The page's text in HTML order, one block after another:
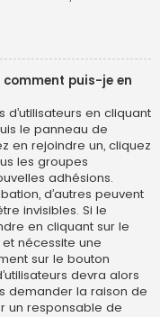
puis-je en
en cliquant
le panneau de
en rejoindre un, cliquez
les groupes
adhésions.
d’autres peuvent
invisibles. Si le
en cliquant sur le
nécessite une
sur le bouton
devra alors
demander la raison de
un responsable de